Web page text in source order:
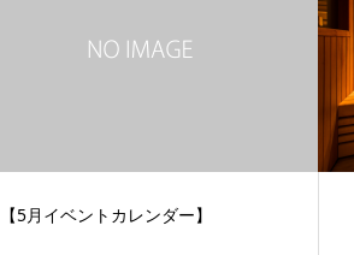
【5月イベントカレンダー】